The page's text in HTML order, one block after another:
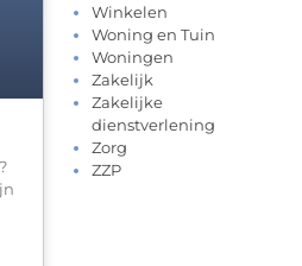
Winkelen
Woning en Tuin
Woningen
Zakelijk
Zakelijke
dienstverlening
Zorg
ZZP